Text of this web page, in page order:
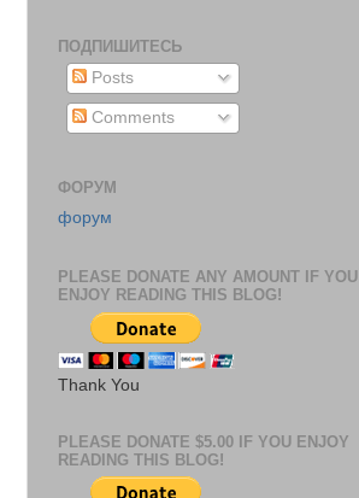
ПОДПИШИТЕСЬ
Posts
Comments
ФОРУМ
форум
PLEASE DONATE ANY AMOUNT IF YOU
ENJOY READING THIS BLOG!
Thank You
PLEASE DONATE $5.00 IF YOU ENJOY
READING THIS BLOG!